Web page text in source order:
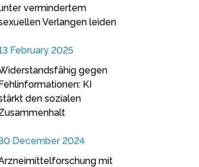
vermindertem
Verlangen leiden
February 2025
gegen
KI
den sozialen
December 2024
mit